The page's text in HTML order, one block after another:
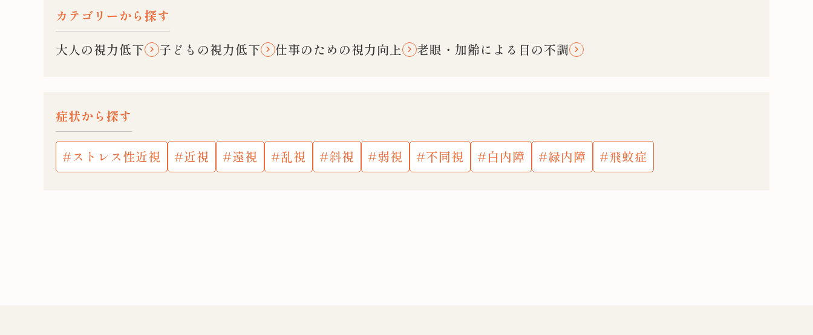
カテゴリーから探す
大人の視力低下
子どもの視力低下 仕事のための視力向上 老眼・加齢による目の不調
症状から探す
ストレス性近視 近視 遠視 乱視 斜視 弱視 不同視 白内障 緑内障 飛蚊症